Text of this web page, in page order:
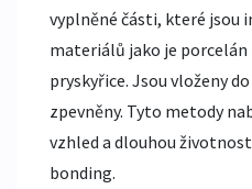
vyplněné části, které jsou
materiálů jako je
pryskyřice. Jsou vloženy
zpevněny. Tyto metody
vzhled a dlouhou
bonding.